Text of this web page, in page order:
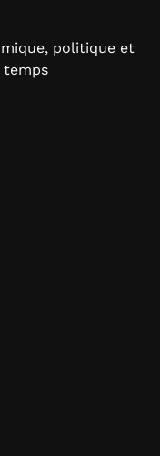
politique et
temps